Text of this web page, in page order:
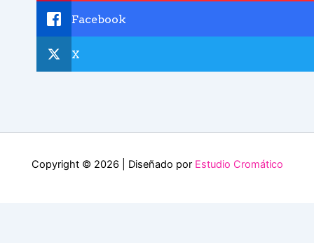
Facebook
X
Copyright © 2026 | Diseñado por Estudio Cromático